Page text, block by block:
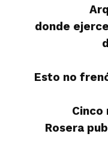
donde
Esto no
Cinco
Rosera